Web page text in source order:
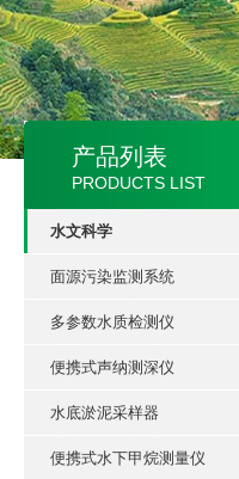
产品列表
PRODUCTS LIST
水文科学
面源污染监测系统
多参数水质检测仪
便携式声纳测深仪
水底淤泥采样器
便携式水下甲烷测量仪